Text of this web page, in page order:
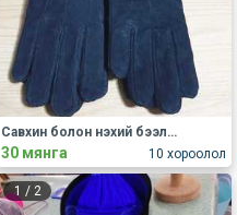
10 хороолол
Савхин болон нэхий бээлий
30 мянга
1 / 2